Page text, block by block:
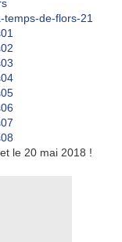
le 20 mai 2018 !